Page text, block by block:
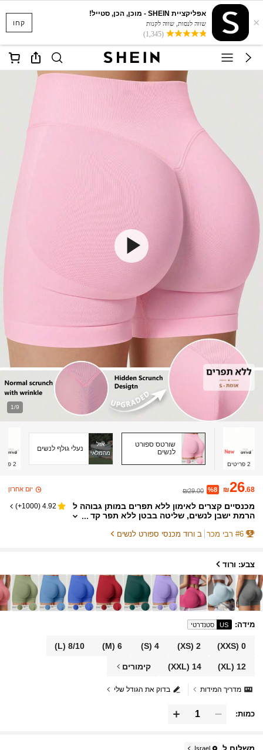
קחו ×
אפליקציית SHEIN - מוכן, הכן, סטייל!
שווה לנסות, שווה לקנות
(1,345)
1/9
2 פריטים
שורטס ספורט
לנשים
אזל
מהמלאי
נעלי גולף לנשים
2
₪26.68
%8
₪29.00 יום אחרון
מכנסיים קצרים לאימון ללא תפרים במותן גבוהה ל
הרמת ישבן לנשים, שליטה בבטן ללא תפר קד
ם קצרים ליוגה, אופניים וספורט
4.92
(
1000+
)
#6 רבי מכר ב ורוד מכנסי ספורט לנשים
צבע: ורוד
מידה:
US סטנדרטי
0
(XXS)
2
(XS)
4
(S)
6
(M)
8/10
(L)
12
(XL)
14
(XXL) קימורים
בדוק את הגודל שלי מדריך המידות
כמות:
Israel